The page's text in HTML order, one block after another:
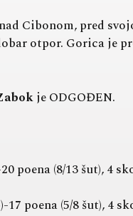
Cibonom, pred
otpor. Gorica je
je ODGOĐEN.
poena (8/13 šut), 4
poena (5/8 šut), 4